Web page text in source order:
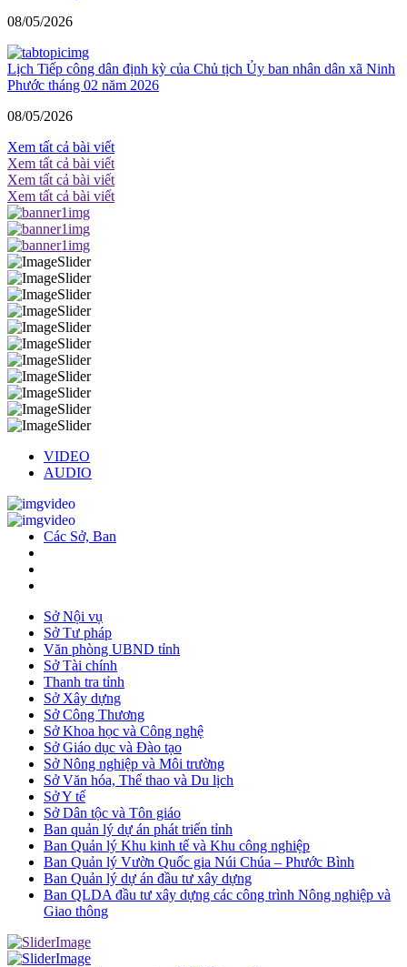
08/05/2026
Lịch Tiếp công dân định kỳ của Chủ tịch Ủy ban nhân dân xã Ninh
Phước tháng 02 năm 2026
08/05/2026
Xem tất cả bài viết
Xem tất cả bài viết
Xem tất cả bài viết
Xem tất cả bài viết
VIDEO
AUDIO
Các Sở, Ban
Sở Nội vụ
Sở Tư pháp
Văn phòng UBND tỉnh
Sở Tài chính
Thanh tra tỉnh
Sở Xây dựng
Sở Công Thương
Sở Khoa học và Công nghệ
Sở Giáo dục và Đào tạo
Sở Nông nghiệp và Môi trường
Sở Văn hóa, Thể thao và Du lịch
Sở Y tế
Sở Dân tộc và Tôn giáo
Ban quản lý dự án phát triển tỉnh
Ban Quản lý Khu kinh tế và Khu công nghiệp
Ban Quản lý Vườn Quốc gia Núi Chúa – Phước Bình
Ban Quản lý dự án đầu tư xây dựng
Ban QLDA đầu tư xây dựng các công trình Nông nghiệp và
Giao thông